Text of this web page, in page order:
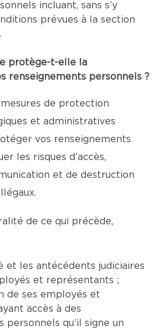
incluant, sans s’y
prévues à la section
protège-t-elle la
renseignements personnels ?
mesures de protection
et administratives
vos renseignements
les risques d’accès,
et de destruction
de ce qui précède,
et les antécédents judiciaires
et représentants ;
de ses employés et
accès à des
personnels qu’il signe un